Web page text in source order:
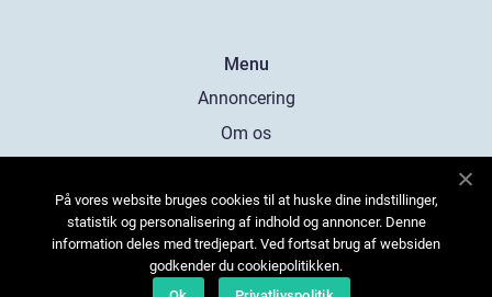
Menu
Annoncering
Om os
Kontakt os
Sitemap
På vores website bruges cookies til at huske dine indstillinger,
statistik og personalisering af indhold og annoncer. Denne
information deles med tredjepart. Ved fortsat brug af websiden
godkender du cookiepolitikken.